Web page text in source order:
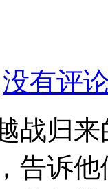
没有评
战归来
告诉